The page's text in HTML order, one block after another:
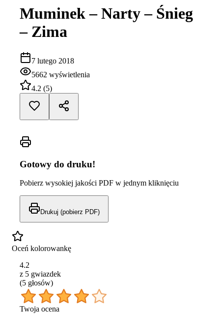
Muminek – Narty – Śnieg
– Zima
7 lutego 2018
5662 wyświetlenia
4.2 (5)
Gotowy do druku!
Pobierz wysokiej jakości PDF w jednym kliknięciu
Drukuj (pobierz PDF)
Oceń kolorowankę
4.2
z 5 gwiazdek
(5 głosów)
Twoja ocena